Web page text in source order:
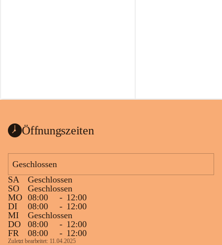
Öffnungszeiten
Geschlossen
SA
Geschlossen
SO
Geschlossen
MO 08:00 - 12:00
DI
08:00 - 12:00
MI
Geschlossen
DO
08:00 - 12:00
FR
08:00 - 12:00
Zuletzt bearbeitet: 11.04.2025